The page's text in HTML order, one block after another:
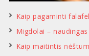
Kaip pagaminti
Migdolai –
Kaip maitintis